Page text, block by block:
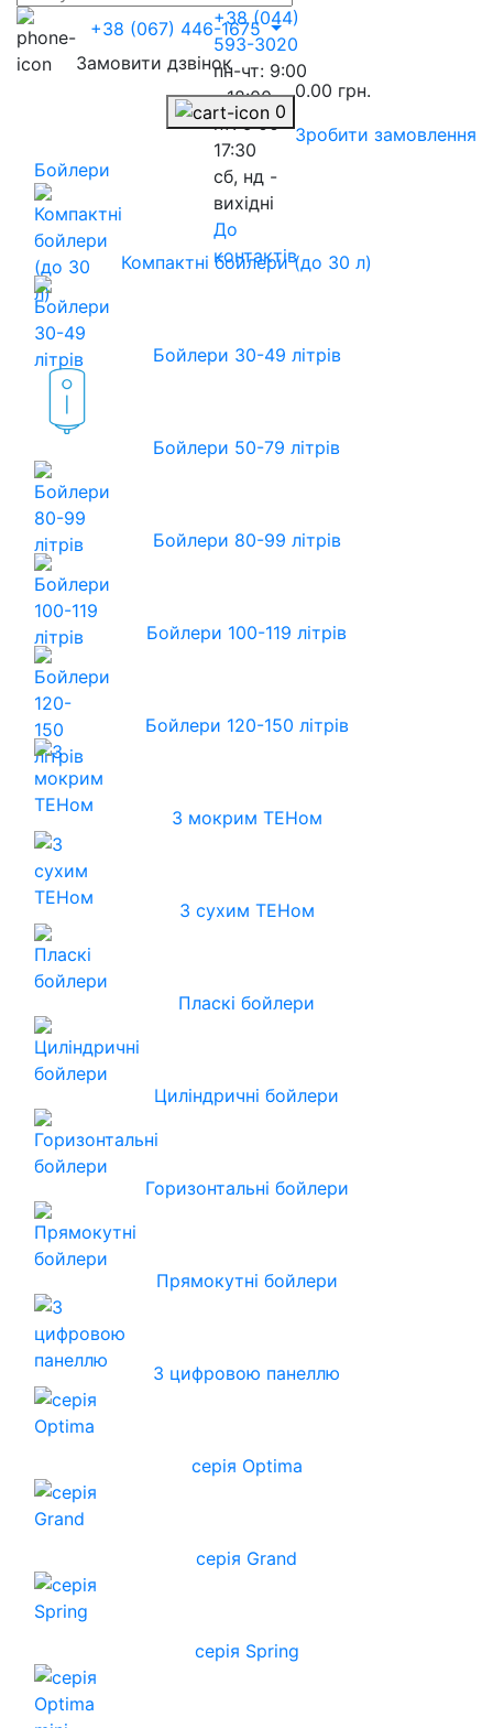
+38 (044)
593-3020
пн-чт: 9:00
- 18:00
пт: 9:00 -
17:30
сб, нд -
вихідні
До
контактів
+38 (067) 446-1675
Замовити дзвінок
0
0.00 грн.
Зробити замовлення
Бойлери
Компактні бойлери (до 30 л)
Бойлери 30-49 літрів
Бойлери 50-79 літрів
Бойлери 80-99 літрів
Бойлери 100-119 літрів
Бойлери 120-150 літрів
З мокрим ТЕНом
З сухим ТЕНом
Пласкі бойлери
Циліндричні бойлери
Горизонтальні бойлери
Прямокутні бойлери
З цифровою панеллю
серія Optima
серія Grand
серія Spring